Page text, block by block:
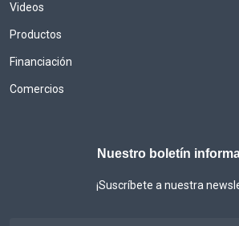
Videos
Productos
Financiación
Comercios
Nuestro boletín
¡Suscríbete a nuestra